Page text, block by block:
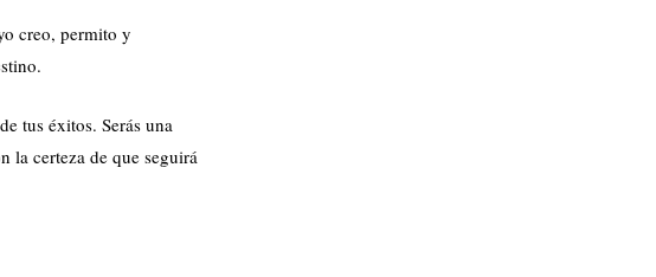
creo, permito y
tus éxitos. Serás una
la certeza de que seguirá